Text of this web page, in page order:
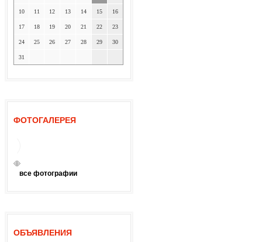
10 11 12 13 14 15 16
17 18 19 20 21 22 23
24 25 26 27 28 29 30
31
ФОТОГАЛЕРЕЯ
все фотографии
ОБЪЯВЛЕНИЯ